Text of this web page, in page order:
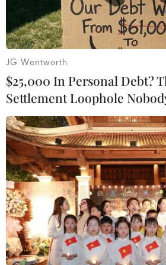
Nhiều người lo ngại về số phận của
dịch COVID-19. (Ảnh:
Giám đốc điều hành Giải đua
(F1) Ross Brawn cho biết các
không thể diễn ra nếu như
chủ nhà từ chối nhập cảnh do
JG Wentworth
$25,000 In Personal Debt?
Settlement Loophole